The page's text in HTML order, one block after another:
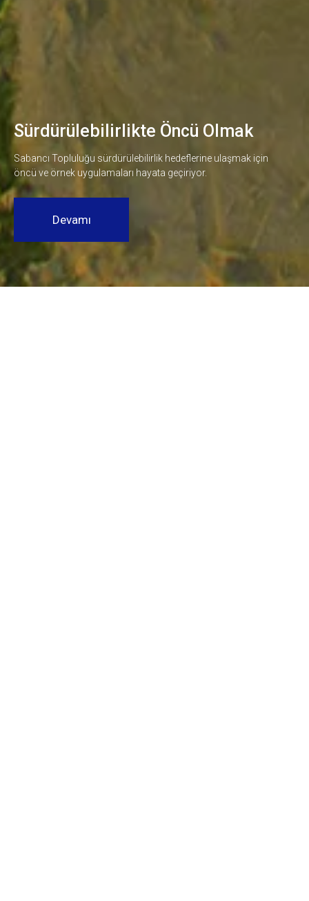
Sürdürülebilirlikte Öncü Olmak
Sabancı Topluluğu sürdürülebilirlik hedeflerine ulaşmak için
öncü ve örnek uygulamaları hayata geçiriyor.
Devamı